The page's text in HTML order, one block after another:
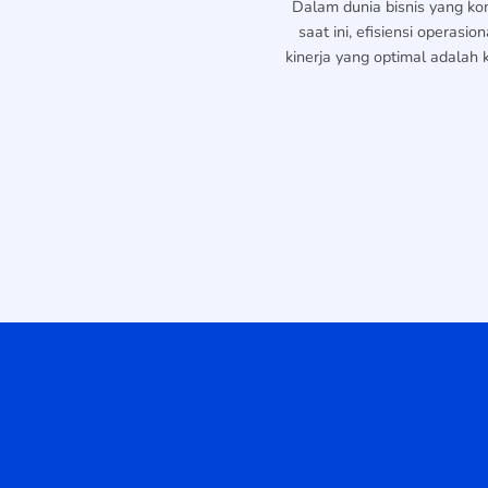
Dalam dunia bisnis yang
saat ini, efisiensi
kinerja yang optimal adalah